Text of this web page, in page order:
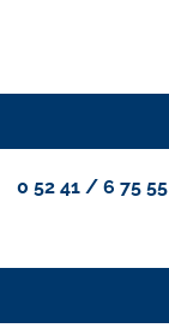
0 52 41 / 6 75 55